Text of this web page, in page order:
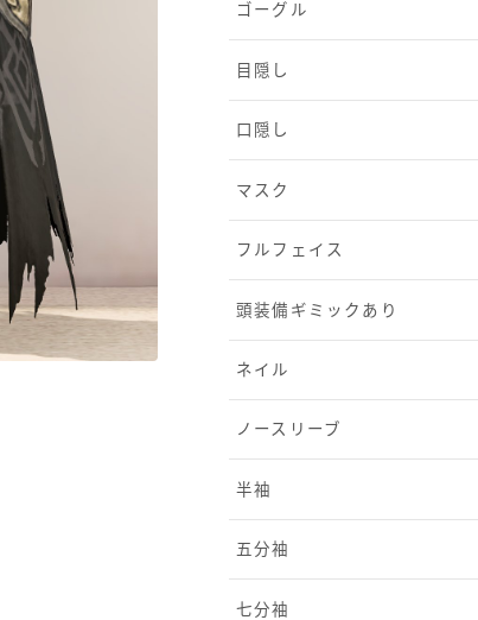
ゴーグル
目隠し
口隠し
マスク
フルフェイス
頭装備ギミックあり
ネイル
ノースリーブ
半袖
五分袖
七分袖